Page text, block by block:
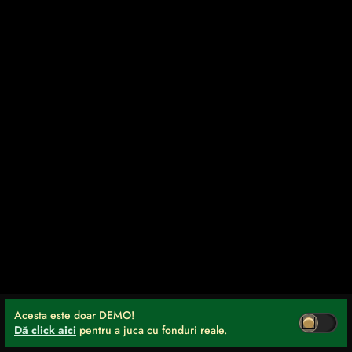
Acesta este doar DEMO!
Dă click aici pentru a juca cu fonduri reale.